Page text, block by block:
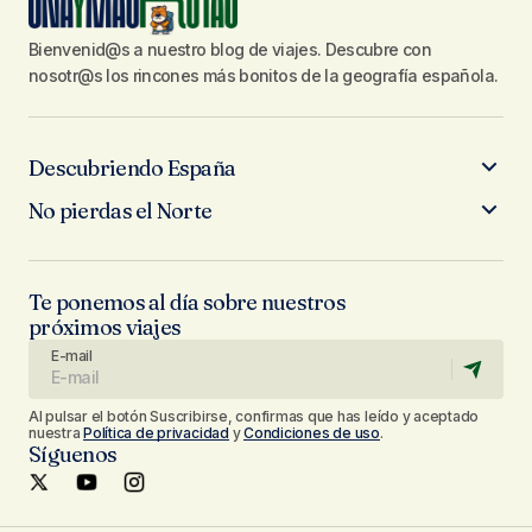
Bienvenid@s a nuestro blog de viajes. Descubre con
nosotr@s los rincones más bonitos de la geografía española.
Descubriendo España
No pierdas el Norte
Te ponemos al día sobre nuestros
próximos viajes
E-mail
Al pulsar el botón Suscribirse, confirmas que has leído y aceptado
nuestraPolítica de privacidad yCondiciones de uso.
Síguenos